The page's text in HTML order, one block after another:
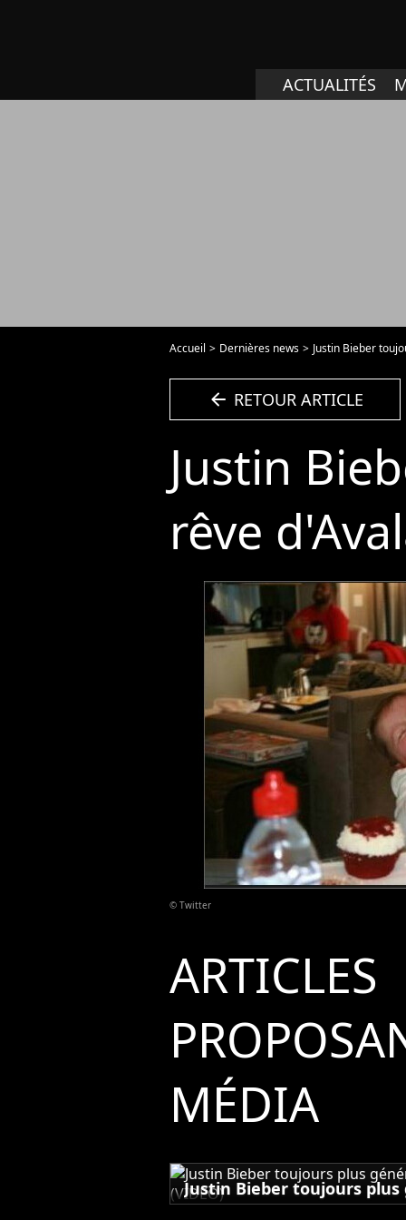
ACTUALITÉS
Accueil Dernières news Justin Bieber
arrow_left RETOUR ARTICLE
Justin
rêve
© Twitter
ARTICLES
MÉDIA
Justin Bieber toujours
fans, la preuve (VIDEO)